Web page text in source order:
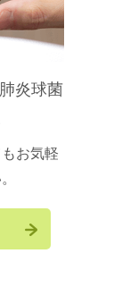
炎球菌
お気軽